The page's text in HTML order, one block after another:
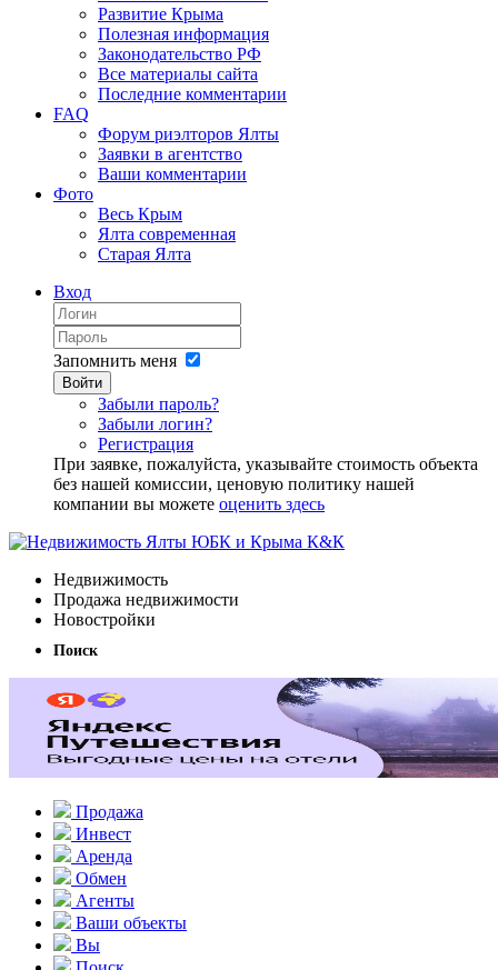
Развитие Крыма
Полезная информация
Законодательство РФ
Все материалы сайта
Последние комментарии
FAQ
Форум риэлторов Ялты
Заявки в агентство
Ваши комментарии
Фото
Весь Крым
Ялта современная
Старая Ялта
Вход
Запомнить меня
Войти
Забыли пароль?
Забыли логин?
Регистрация
При заявке, пожалуйста, указывайте стоимость объекта
без нашей комиссии, ценовую политику нашей
компании вы можете оценить здесь
Недвижимость
Продажа недвижимости
Новостройки
Поиск
Продажа
Инвест
Аренда
Обмен
Агенты
Ваши объекты
Вы